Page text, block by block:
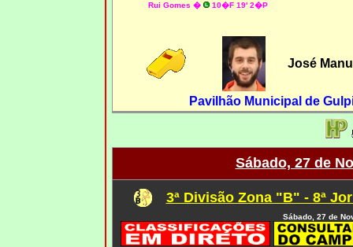
Rui Gomes � 10�F 19' 2�P
José
Pavilhão Municipal de
Sábado, 27 de
3ª Divisão Zona "B" - 8ª
Sábado, 27 de